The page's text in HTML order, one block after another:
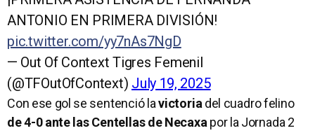
ANTONIO EN PRIMERA DIVISIÓN!
pic.twitter.com/yy7nAs7NgD
— Out Of Context Tigres Femenil
(@TFOutOfContext) July 19, 2025
Con ese gol se sentenció lavictoriadel cuadro felino
de 4-0 ante las Centellas de Necaxapor la Jornada 2